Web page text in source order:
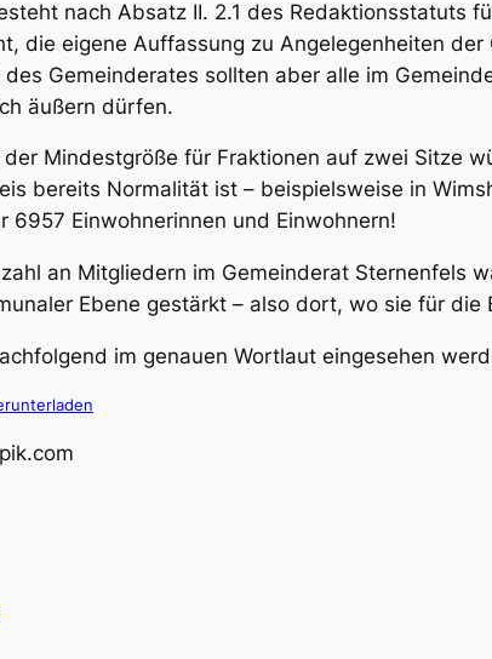
nach Absatz II. 2.1 des Redaktionsstatuts
die eigene Auffassung zu Angelegenheiten
Gemeinderates sollten aber alle im
äußern dürfen.
Mindestgröße für Fraktionen auf zwei Sitze
bereits Normalität ist – beispielsweise in
6957 Einwohnerinnen und Einwohnern!
an Mitgliedern im Gemeinderat Sternenfels
Ebene gestärkt – also dort, wo sie für
im genauen Wortlaut eingesehen